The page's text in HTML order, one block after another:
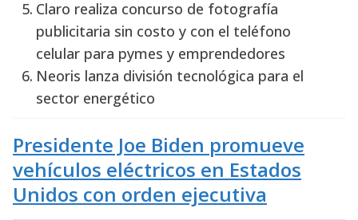
Claro realiza concurso de fotografía
publicitaria sin costo y con el teléfono
celular para pymes y emprendedores
Neoris lanza división tecnológica para el
sector energético
Presidente Joe Biden promueve
vehículos eléctricos en Estados
Unidos con orden ejecutiva